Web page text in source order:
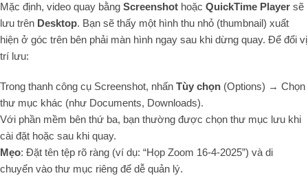
Mặc định, video quay bằng Screenshot hoặc QuickTime Player sẽ
lưu trên Desktop. Bạn sẽ thấy một hình thu nhỏ (thumbnail) xuất
hiện ở góc trên bên phải màn hình ngay sau khi dừng quay. Để đổi vị
trí lưu:
Trong thanh công cụ Screenshot, nhấn Tùy chọn (Options) → Chọn
thư mục khác (như Documents, Downloads).
Với phần mềm bên thứ ba, bạn thường được chọn thư mục lưu khi
cài đặt hoặc sau khi quay.
Mẹo: Đặt tên tệp rõ ràng (ví dụ: “Họp Zoom 16-4-2025”) và di
chuyển vào thư mục riêng để dễ quản lý.